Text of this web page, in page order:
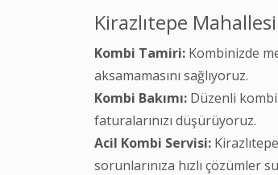
Kirazlıtepe
Kombi Tamiri: Kombinizde
aksamamasını sağlıyoruz.
Kombi Bakımı: Düzenli
faturalarınızı düşürüyoruz.
Acil Kombi Servisi:
sorunlarınıza hızlı çözümler